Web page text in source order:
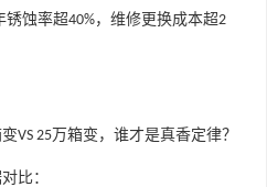
锈蚀率超40%，维修更换成本超2
VS 25万箱变，谁才是真香定律？
比：